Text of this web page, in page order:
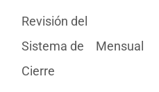
Revisión del
Sistema de
Cierre
Mensual